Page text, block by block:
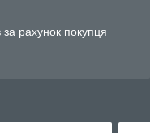
рахунок покупця